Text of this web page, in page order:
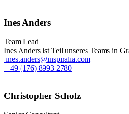
Ines Anders
Team Lead
Ines Anders ist Teil unseres Teams in
ines.anders@inspiralia.com
+49 (176) 8993 2780
Christopher Scholz